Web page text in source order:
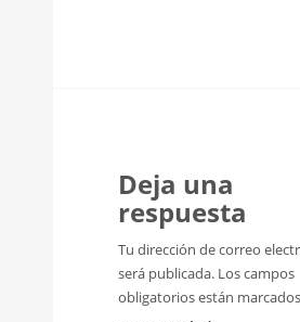
Deja una
respuesta
Tu dirección de correo
será publicada. Los campos
obligatorios están